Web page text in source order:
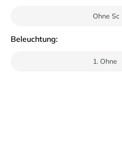
Beleuchtung: